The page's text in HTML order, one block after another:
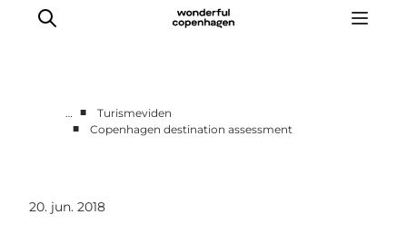
Turismeviden
… ■
Turismeviden
■
Copenhagen destination assessment
20. jun. 2018